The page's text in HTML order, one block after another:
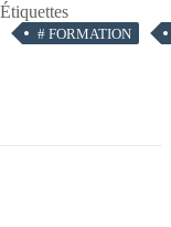
Étiquettes
# FORMATION